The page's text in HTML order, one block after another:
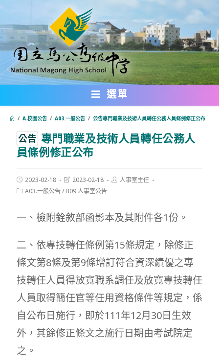
轉
主
要
內
選單
/ A.校園公告 / A03.一般公告 / 公告專門職業及技術人員轉任公務人員條例修正公布
公告 專門職業及技術人員轉任公務人
員條例修正公布
Post
published:
2023-02-18
Post
modified:
2023-02-18
Post人事室主任
PostA03.一般公告/ B09.人事室公告
一、檢附銓敘部函影本及其附件各1份。
二、依專技轉任條例第15條規定，除修正
條文第8條及第9條增訂符合資深績優之專
技轉任人員得放寬職系調任及放寬專技轉任
人員取得簡任官等任用資格條件等規定，係
自公布日施行，即於111年12月30日生效
外，其餘修正條文之施行日期由考試院定
之。